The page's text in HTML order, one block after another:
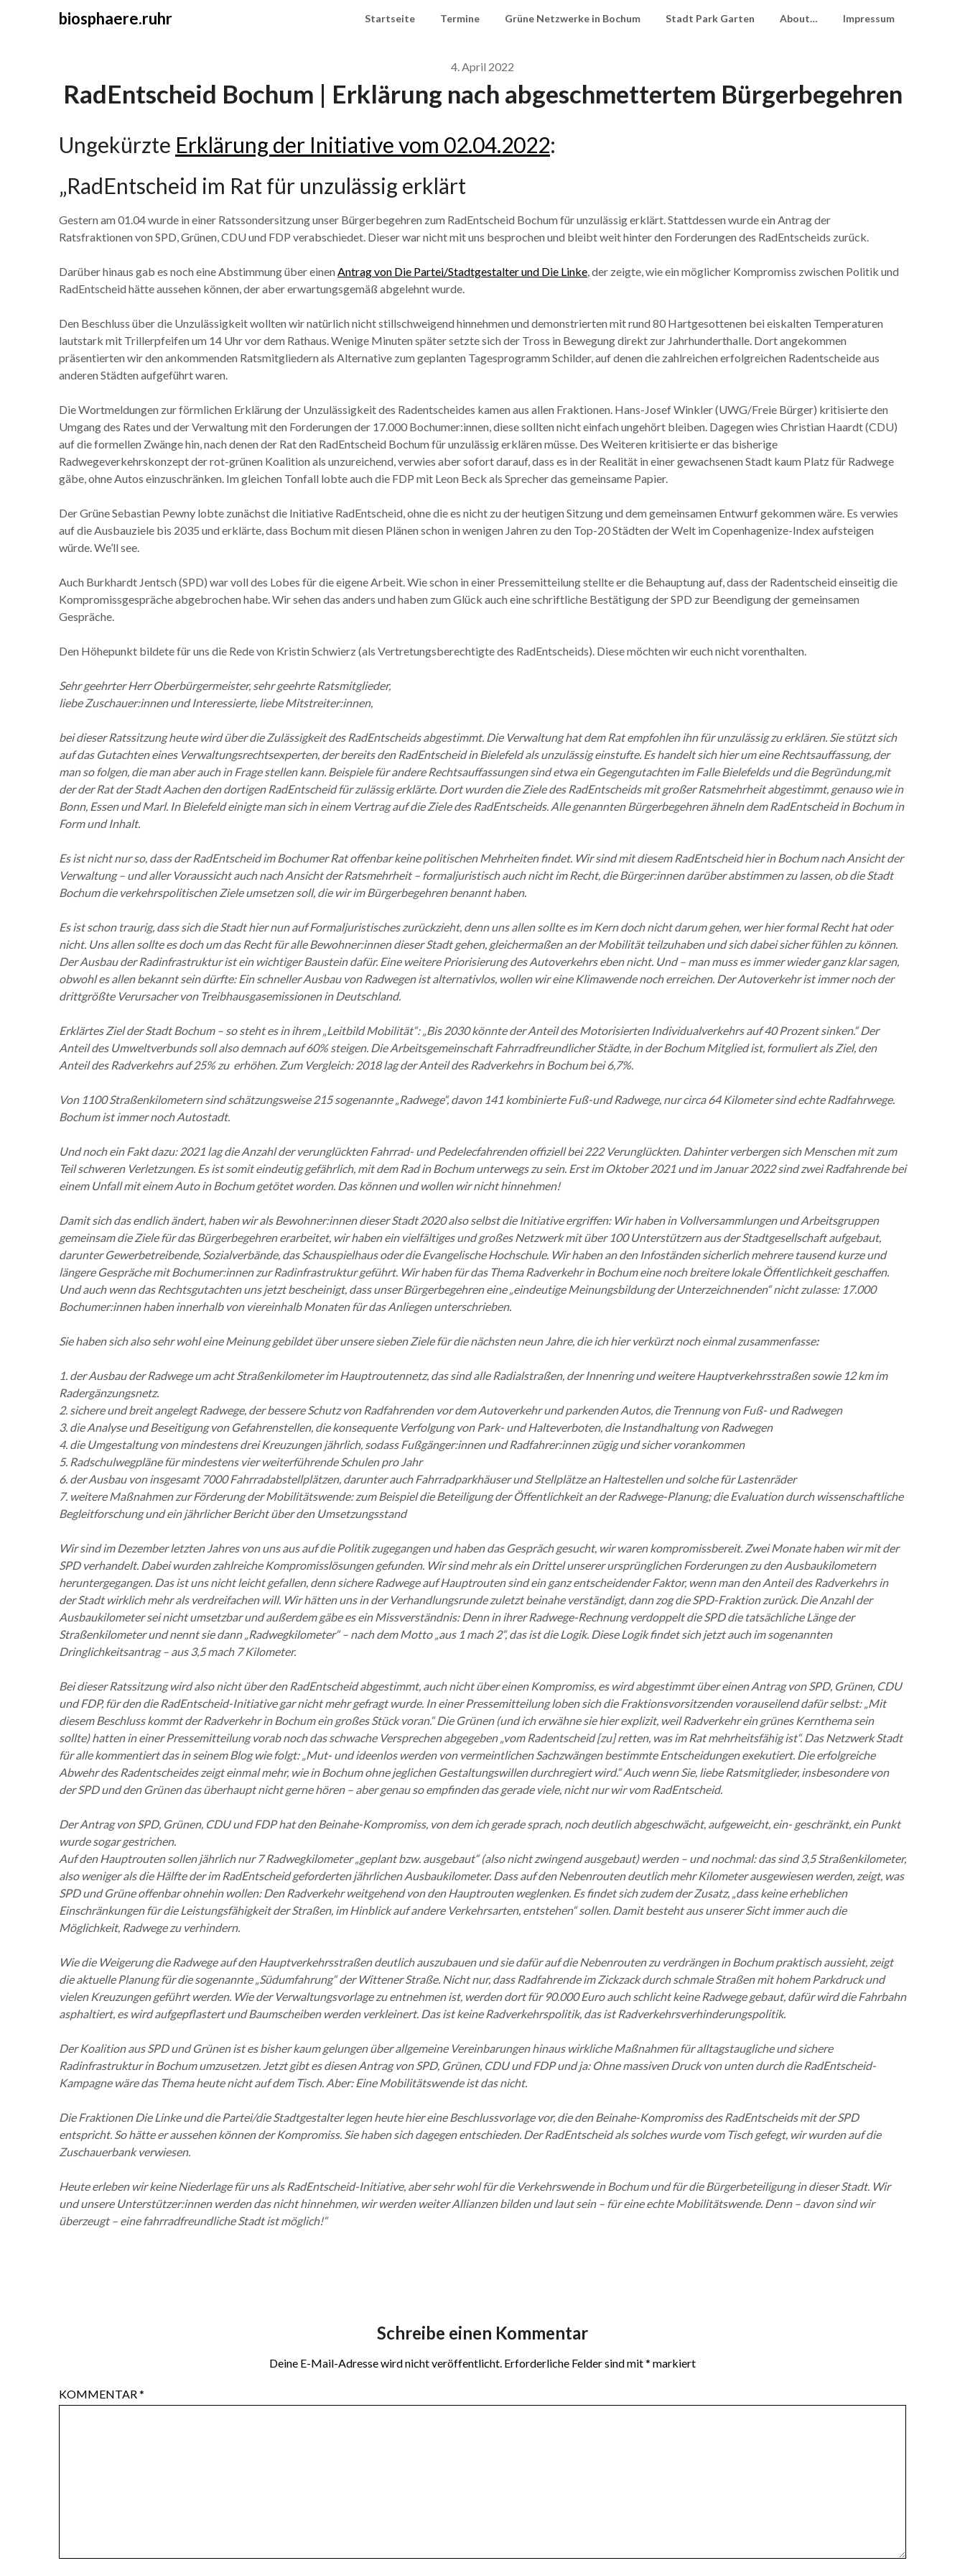
biosphaere.ruhr Startseite Termine Grüne Netzwerke in Bochum Stadt Park Garten About… Impressum
4. April 2022
RadEntscheid Bochum | Erklärung nach abgeschmettertem Bürgerbegehren
Ungekürzte Erklärung der Initiative vom 02.04.2022:
„RadEntscheid im Rat für unzulässig erklärt
Gestern am 01.04 wurde in einer Ratssondersitzung unser Bürgerbegehren zum RadEntscheid Bochum für unzulässig erklärt. Stattdessen wurde ein Antrag der
Ratsfraktionen von SPD, Grünen, CDU und FDP verabschiedet. Dieser war nicht mit uns besprochen und bleibt weit hinter den Forderungen des RadEntscheids zurück.
Darüber hinaus gab es noch eine Abstimmung über einenAntrag von Die Partei/Stadtgestalter und Die Linke, der zeigte, wie ein möglicher Kompromiss zwischen Politik und
RadEntscheid hätte aussehen können, der aber erwartungsgemäß abgelehnt wurde.
Den Beschluss über die Unzulässigkeit wollten wir natürlich nicht stillschweigend hinnehmen und demonstrierten mit rund 80 Hartgesottenen bei eiskalten Temperaturen
lautstark mit Trillerpfeifen um 14 Uhr vor dem Rathaus. Wenige Minuten später setzte sich der Tross in Bewegung direkt zur Jahrhunderthalle. Dort angekommen
präsentierten wir den ankommenden Ratsmitgliedern als Alternative zum geplanten Tagesprogramm Schilder, auf denen die zahlreichen erfolgreichen Radentscheide aus
anderen Städten aufgeführt waren.
Die Wortmeldungen zur förmlichen Erklärung der Unzulässigkeit des Radentscheides kamen aus allen Fraktionen. Hans-Josef Winkler (UWG/Freie Bürger) kritisierte den
Umgang des Rates und der Verwaltung mit den Forderungen der 17.000 Bochumer:innen, diese sollten nicht einfach ungehört bleiben. Dagegen wies Christian Haardt (CDU)
auf die formellen Zwänge hin, nach denen der Rat den RadEntscheid Bochum für unzulässig erklären müsse. Des Weiteren kritisierte er das bisherige
Radwegeverkehrskonzept der rot-grünen Koalition als unzureichend, verwies aber sofort darauf, dass es in der Realität in einer gewachsenen Stadt kaum Platz für Radwege
gäbe, ohne Autos einzuschränken. Im gleichen Tonfall lobte auch die FDP mit Leon Beck als Sprecher das gemeinsame Papier.
Der Grüne Sebastian Pewny lobte zunächst die Initiative RadEntscheid, ohne die es nicht zu der heutigen Sitzung und dem gemeinsamen Entwurf gekommen wäre. Es verwies
auf die Ausbauziele bis 2035 und erklärte, dass Bochum mit diesen Plänen schon in wenigen Jahren zu den Top-20 Städten der Welt im Copenhagenize-Index aufsteigen
würde. We’ll see.
Auch Burkhardt Jentsch (SPD) war voll des Lobes für die eigene Arbeit. Wie schon in einer Pressemitteilung stellte er die Behauptung auf, dass der Radentscheid einseitig die
Kompromissgespräche abgebrochen habe. Wir sehen das anders und haben zum Glück auch eine schriftliche Bestätigung der SPD zur Beendigung der gemeinsamen
Gespräche.
Den Höhepunkt bildete für uns die Rede von Kristin Schwierz (als Vertretungsberechtigte des RadEntscheids). Diese möchten wir euch nicht vorenthalten.
Sehr geehrter Herr Oberbürgermeister, sehr geehrte Ratsmitglieder,
liebe Zuschauer:innen und Interessierte, liebe Mitstreiter:innen,
bei dieser Ratssitzung heute wird über die Zulässigkeit des RadEntscheids abgestimmt. Die Verwaltung hat dem Rat empfohlen ihn für unzulässig zu erklären. Sie stützt sich
auf das Gutachten eines Verwaltungsrechtsexperten, der bereits den RadEntscheid in Bielefeld als unzulässig einstufte. Es handelt sich hier um eine Rechtsauffassung, der
man so folgen, die man aber auch in Frage stellen kann. Beispiele für andere Rechtsauffassungen sind etwa ein Gegengutachten im Falle Bielefelds und die Begründung,mit
der der Rat der Stadt Aachen den dortigen RadEntscheid für zulässig erklärte. Dort wurden die Ziele des RadEntscheids mit großer Ratsmehrheit abgestimmt, genauso wie in
Bonn, Essen und Marl. In Bielefeld einigte man sich in einem Vertrag auf die Ziele des RadEntscheids. Alle genannten Bürgerbegehren ähneln dem RadEntscheid in Bochum in
Form und Inhalt.
Es ist nicht nur so, dass der RadEntscheid im Bochumer Rat offenbar keine politischen Mehrheiten findet. Wir sind mit diesem RadEntscheid hier in Bochum nach Ansicht der
Verwaltung – und aller Voraussicht auch nach Ansicht der Ratsmehrheit – formaljuristisch auch nicht im Recht, die Bürger:innen darüber abstimmen zu lassen, ob die Stadt
Bochum die verkehrspolitischen Ziele umsetzen soll, die wir im Bürgerbegehren benannt haben.
Es ist schon traurig, dass sich die Stadt hier nun auf Formaljuristisches zurückzieht, denn uns allen sollte es im Kern doch nicht darum gehen, wer hier formal Recht hat oder
nicht. Uns allen sollte es doch um das Recht für alle Bewohner:innen dieser Stadt gehen, gleichermaßen an der Mobilität teilzuhaben und sich dabei sicher fühlen zu können.
Der Ausbau der Radinfrastruktur ist ein wichtiger Baustein dafür. Eine weitere Priorisierung des Autoverkehrs eben nicht. Und – man muss es immer wieder ganz klar sagen,
obwohl es allen bekannt sein dürfte: Ein schneller Ausbau von Radwegen ist alternativlos, wollen wir eine Klimawende noch erreichen. Der Autoverkehr ist immer noch der
drittgrößte Verursacher von Treibhausgasemissionen in Deutschland.
Erklärtes Ziel der Stadt Bochum – so steht es in ihrem „Leitbild Mobilität“: „Bis 2030 könnte der Anteil des Motorisierten Individualverkehrs auf 40 Prozent sinken.“ Der
Anteil des Umweltverbunds soll also demnach auf 60% steigen. Die Arbeitsgemeinschaft Fahrradfreundlicher Städte, in der Bochum Mitglied ist, formuliert als Ziel, den
Anteil des Radverkehrs auf 25% zu erhöhen. Zum Vergleich: 2018 lag der Anteil des Radverkehrs in Bochum bei 6,7%.
Von 1100 Straßenkilometern sind schätzungsweise 215 sogenannte „Radwege“, davon 141 kombinierte Fuß-und Radwege, nur circa 64 Kilometer sind echte Radfahrwege.
Bochum ist immer noch Autostadt.
Und noch ein Fakt dazu: 2021 lag die Anzahl der verunglückten Fahrrad- und Pedelecfahrenden offiziell bei 222 Verunglückten. Dahinter verbergen sich Menschen mit zum
Teil schweren Verletzungen. Es ist somit eindeutig gefährlich, mit dem Rad in Bochum unterwegs zu sein. Erst im Oktober 2021 und im Januar 2022 sind zwei Radfahrende bei
einem Unfall mit einem Auto in Bochum getötet worden. Das können und wollen wir nicht hinnehmen!
Damit sich das endlich ändert, haben wir als Bewohner:innen dieser Stadt 2020 also selbst die Initiative ergriffen: Wir haben in Vollversammlungen und Arbeitsgruppen
gemeinsam die Ziele für das Bürgerbegehren erarbeitet, wir haben ein vielfältiges und großes Netzwerk mit über 100 Unterstützern aus der Stadtgesellschaft aufgebaut,
darunter Gewerbetreibende, Sozialverbände, das Schauspielhaus oder die Evangelische Hochschule. Wir haben an den Infoständen sicherlich mehrere tausend kurze und
längere Gespräche mit Bochumer:innen zur Radinfrastruktur geführt. Wir haben für das Thema Radverkehr in Bochum eine noch breitere lokale Öffentlichkeit geschaffen.
Und auch wenn das Rechtsgutachten uns jetzt bescheinigt, dass unser Bürgerbegehren eine „eindeutige Meinungsbildung der Unterzeichnenden“ nicht zulasse: 17.000
Bochumer:innen haben innerhalb von viereinhalb Monaten für das Anliegen unterschrieben.
Sie haben sich also sehr wohl eine Meinung gebildet über unsere sieben Ziele für die nächsten neun Jahre, die ich hier verkürzt noch einmal zusammenfasse:
1. der Ausbau der Radwege um acht Straßenkilometer im Hauptroutennetz, das sind alle Radialstraßen, der Innenring und weitere Hauptverkehrsstraßen sowie 12 km im
Radergänzungsnetz.
2. sichere und breit angelegt Radwege, der bessere Schutz von Radfahrenden vor dem Autoverkehr und parkenden Autos, die Trennung von Fuß- und Radwegen
3. die Analyse und Beseitigung von Gefahrenstellen, die konsequente Verfolgung von Park- und Halteverboten, die Instandhaltung von Radwegen
4. die Umgestaltung von mindestens drei Kreuzungen jährlich, sodass Fußgänger:innen und Radfahrer:innen zügig und sicher vorankommen
5. Radschulwegpläne für mindestens vier weiterführende Schulen pro Jahr
6. der Ausbau von insgesamt 7000 Fahrradabstellplätzen, darunter auch Fahrradparkhäuser und Stellplätze an Haltestellen und solche für Lastenräder
7. weitere Maßnahmen zur Förderung der Mobilitätswende: zum Beispiel die Beteiligung der Öffentlichkeit an der Radwege-Planung; die Evaluation durch wissenschaftliche
Begleitforschung und ein jährlicher Bericht über den Umsetzungsstand
Wir sind im Dezember letzten Jahres von uns aus auf die Politik zugegangen und haben das Gespräch gesucht, wir waren kompromissbereit. Zwei Monate haben wir mit der
SPD verhandelt. Dabei wurden zahlreiche Kompromisslösungen gefunden. Wir sind mehr als ein Drittel unserer ursprünglichen Forderungen zu den Ausbaukilometern
heruntergegangen. Das ist uns nicht leicht gefallen, denn sichere Radwege auf Hauptrouten sind ein ganz entscheidender Faktor, wenn man den Anteil des Radverkehrs in
der Stadt wirklich mehr als verdreifachen will. Wir hätten uns in der Verhandlungsrunde zuletzt beinahe verständigt, dann zog die SPD-Fraktion zurück. Die Anzahl der
Ausbaukilometer sei nicht umsetzbar und außerdem gäbe es ein Missverständnis: Denn in ihrer Radwege-Rechnung verdoppelt die SPD die tatsächliche Länge der
Straßenkilometer und nennt sie dann „Radwegkilometer“ – nach dem Motto „aus 1 mach 2“, das ist die Logik. Diese Logik findet sich jetzt auch im sogenannten
Dringlichkeitsantrag – aus 3,5 mach 7 Kilometer.
Bei dieser Ratssitzung wird also nicht über den RadEntscheid abgestimmt, auch nicht über einen Kompromiss, es wird abgestimmt über einen Antrag von SPD, Grünen, CDU
und FDP, für den die RadEntscheid-Initiative gar nicht mehr gefragt wurde. In einer Pressemitteilung loben sich die Fraktionsvorsitzenden vorauseilend dafür selbst: „Mit
diesem Beschluss kommt der Radverkehr in Bochum ein großes Stück voran.“ Die Grünen (und ich erwähne sie hier explizit, weil Radverkehr ein grünes Kernthema sein
sollte) hatten in einer Pressemitteilung vorab noch das schwache Versprechen abgegeben „vom Radentscheid [zu] retten, was im Rat mehrheitsfähig ist“. Das Netzwerk Stadt
für alle kommentiert das in seinem Blog wie folgt: „Mut- und ideenlos werden von vermeintlichen Sachzwängen bestimmte Entscheidungen exekutiert. Die erfolgreiche
Abwehr des Radentscheides zeigt einmal mehr, wie in Bochum ohne jeglichen Gestaltungswillen durchregiert wird.“ Auch wenn Sie, liebe Ratsmitglieder, insbesondere von
der SPD und den Grünen das überhaupt nicht gerne hören – aber genau so empfinden das gerade viele, nicht nur wir vom RadEntscheid.
Der Antrag von SPD, Grünen, CDU und FDP hat den Beinahe-Kompromiss, von dem ich gerade sprach, noch deutlich abgeschwächt, aufgeweicht, ein- geschränkt, ein Punkt
wurde sogar gestrichen.
Auf den Hauptrouten sollen jährlich nur 7 Radwegkilometer „geplant bzw. ausgebaut“ (also nicht zwingend ausgebaut) werden – und nochmal: das sind 3,5 Straßenkilometer,
also weniger als die Hälfte der im RadEntscheid geforderten jährlichen Ausbaukilometer. Dass auf den Nebenrouten deutlich mehr Kilometer ausgewiesen werden, zeigt, was
SPD und Grüne offenbar ohnehin wollen: Den Radverkehr weitgehend von den Hauptrouten weglenken. Es findet sich zudem der Zusatz, „dass keine erheblichen
Einschränkungen für die Leistungsfähigkeit der Straßen, im Hinblick auf andere Verkehrsarten, entstehen“ sollen. Damit besteht aus unserer Sicht immer auch die
Möglichkeit, Radwege zu verhindern.
Wie die Weigerung die Radwege auf den Hauptverkehrsstraßen deutlich auszubauen und sie dafür auf die Nebenrouten zu verdrängen in Bochum praktisch aussieht, zeigt
die aktuelle Planung für die sogenannte „Südumfahrung“ der Wittener Straße. Nicht nur, dass Radfahrende im Zickzack durch schmale Straßen mit hohem Parkdruck und
vielen Kreuzungen geführt werden. Wie der Verwaltungsvorlage zu entnehmen ist, werden dort für 90.000 Euro auch schlicht keine Radwege gebaut, dafür wird die Fahrbahn
asphaltiert, es wird aufgepflastert und Baumscheiben werden verkleinert. Das ist keine Radverkehrspolitik, das ist Radverkehrsverhinderungspolitik.
Der Koalition aus SPD und Grünen ist es bisher kaum gelungen über allgemeine Vereinbarungen hinaus wirkliche Maßnahmen für alltagstaugliche und sichere
Radinfrastruktur in Bochum umzusetzen. Jetzt gibt es diesen Antrag von SPD, Grünen, CDU und FDP und ja: Ohne massiven Druck von unten durch die RadEntscheid-
Kampagne wäre das Thema heute nicht auf dem Tisch. Aber: Eine Mobilitätswende ist das nicht.
Die Fraktionen Die Linke und die Partei/die Stadtgestalter legen heute hier eine Beschlussvorlage vor, die den Beinahe-Kompromiss des RadEntscheids mit der SPD
entspricht. So hätte er aussehen können der Kompromiss. Sie haben sich dagegen entschieden. Der RadEntscheid als solches wurde vom Tisch gefegt, wir wurden auf die
Zuschauerbank verwiesen.
Heute erleben wir keine Niederlage für uns als RadEntscheid-Initiative, aber sehr wohl für die Verkehrswende in Bochum und für die Bürgerbeteiligung in dieser Stadt. Wir
und unsere Unterstützer:innen werden das nicht hinnehmen, wir werden weiter Allianzen bilden und laut sein – für eine echte Mobilitätswende. Denn – davon sind wir
überzeugt – eine fahrradfreundliche Stadt ist möglich!“
Schreibe einen Kommentar
Deine E-Mail-Adresse wird nicht veröffentlicht. Erforderliche Felder sind mit* markiert
KOMMENTAR*